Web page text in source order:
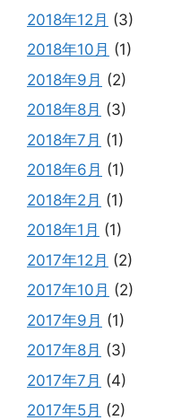
2018年12月 (3)
2018年10月 (1)
2018年9月 (2)
2018年8月 (3)
2018年7月 (1)
2018年6月 (1)
2018年2月 (1)
2018年1月 (1)
2017年12月 (2)
2017年10月 (2)
2017年9月 (1)
2017年8月 (3)
2017年7月 (4)
2017年5月 (2)